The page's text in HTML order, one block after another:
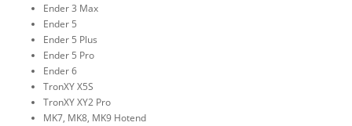
Ender 3 Max
Ender 5
Ender 5 Plus
Ender 5 Pro
Ender 6
TronXY X5S
TronXY XY2 Pro
MK7, MK8, MK9 Hotend